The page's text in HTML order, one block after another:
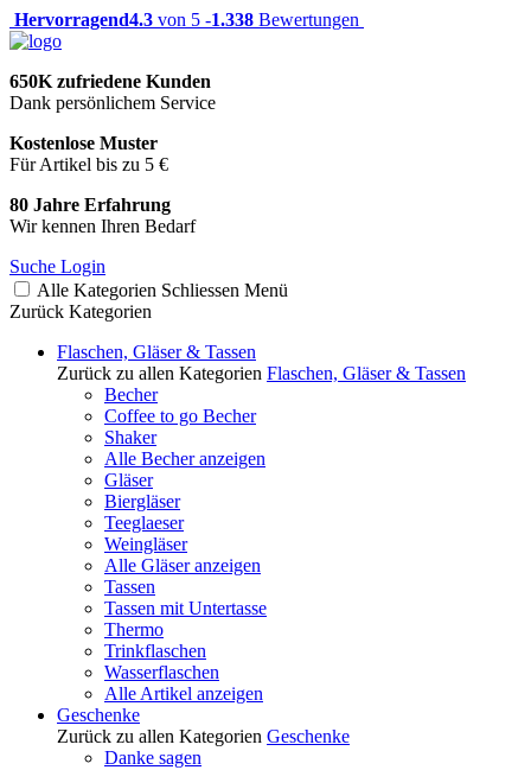
Hervorragend4.3 von 5 -1.338 Bewertungen
650K zufriedene Kunden
Dank persönlichem Service
Kostenlose Muster
Für Artikel bis zu 5 €
80 Jahre Erfahrung
Wir kennen Ihren Bedarf
Suche Login
Alle Kategorien Schliessen Menü
Zurück Kategorien
Flaschen, Gläser & Tassen
Zurück zu allen Kategorien Flaschen, Gläser & Tassen
Becher
Coffee to go Becher
Shaker
Alle Becher anzeigen
Gläser
Biergläser
Teeglaeser
Weingläser
Alle Gläser anzeigen
Tassen
Tassen mit Untertasse
Thermo
Trinkflaschen
Wasserflaschen
Alle Artikel anzeigen
Geschenke
Zurück zu allen Kategorien Geschenke
Danke sagen